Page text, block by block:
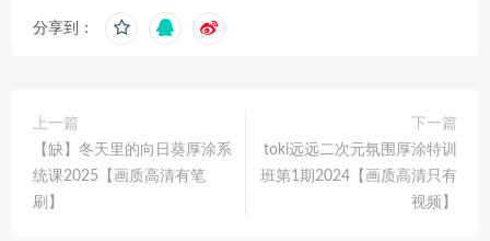
分享到：
上一篇
【缺】冬天里的向日葵厚涂系
统课2025【画质高清有笔
刷】
下一篇
toki远远二次元氛围厚涂特训
班第1期2024【画质高清只有
视频】